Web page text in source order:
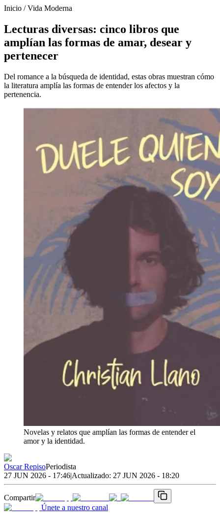
Inicio /Vida Moderna
Lecturas diversas: cinco libros que
amplían las formas de amar, desear y
pertenecer
Del romance a la búsqueda de identidad, estas obras muestran cómo
la literatura amplía las formas de entender los afectos y la
pertenencia.
Novelas y relatos que amplían las formas de entender el
amor y la identidad.
Oscar RepisoPeriodista
27 JUN 2026 - 17:46|Actualizado: 27 JUN 2026 - 18:20
Compartir
Únete a nuestro canal